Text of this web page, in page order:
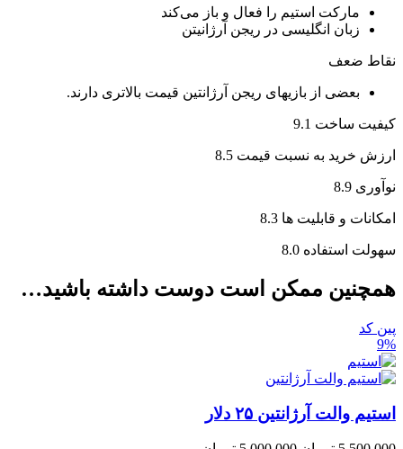
مارکت استیم را فعال و باز می‌کند
زبان انگلیسی در ریجن آرژانیتن
نقاط ضعف
بعضی از بازیهای ریجن آرژانتین قیمت بالاتری دارند.
کیفیت ساخت 9.1
ارزش خرید به نسبت قیمت 8.5
نوآوری 8.9
امکانات و قابلیت ها 8.3
سهولت استفاده 8.0
همچنین ممکن است دوست داشته باشید…
پین کد
9%
استیم والت آرژانتین ۲۵ دلار